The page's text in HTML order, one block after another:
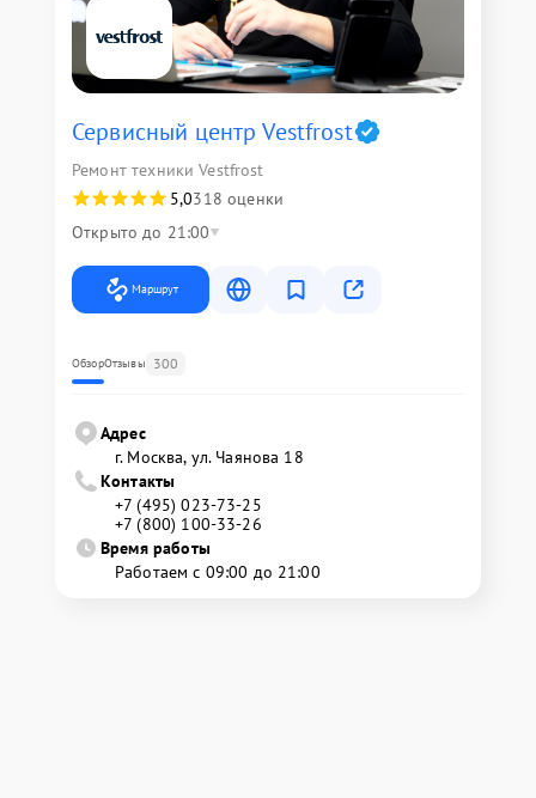
Сервисный центр Vestfrost
Ремонт техники Vestfrost
5,0318 оценки
Открыто до 21:00
Маршрут
ОбзорОтзывы 300
Адрес
г. Москва, ул. Чаянова 18
Контакты
+7 (495) 023-73-25
+7 (800) 100-33-26
Время работы
Работаем с 09:00 до 21:00